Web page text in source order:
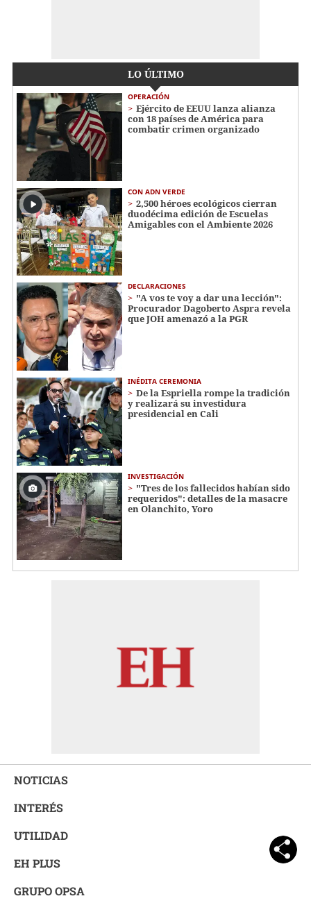
LO ÚLTIMO
OPERACIÓN
Ejército de EEUU lanza alianza
con 18 países de América para
combatir crimen organizado
CON ADN VERDE
2,500 héroes ecológicos cierran
duodécima edición de Escuelas
Amigables con el Ambiente 2026
DECLARACIONES
"A vos te voy a dar una lección":
Procurador Dagoberto Aspra revela
que JOH amenazó a la PGR
INÉDITA CEREMONIA
De la Espriella rompe la tradición
y realizará su investidura
presidencial en Cali
INVESTIGACIÓN
"Tres de los fallecidos habían sido
requeridos": detalles de la masacre
en Olanchito, Yoro
NOTICIAS
INTERÉS
UTILIDAD
EH PLUS
GRUPO OPSA